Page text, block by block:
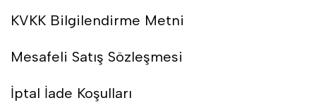
KVKK Bilgilendirme Metni
Mesafeli Satış Sözleşmesi
İptal İade Koşulları